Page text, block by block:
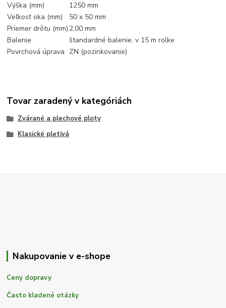
Výška (mm)
1250 mm
Veľkosť oka (mm)
50 x 50 mm
Priemer drôtu (mm) 2,00 mm
Balenie
štandardné balenie, v 15 m rolke
Povrchová úprava ZN (pozinkovanie)
Tovar zaradený v kategóriách
Zvárané a plechové ploty
Klasické pletivá
Nakupovanie v e-shope
Ceny dopravy
Často kladené otázky